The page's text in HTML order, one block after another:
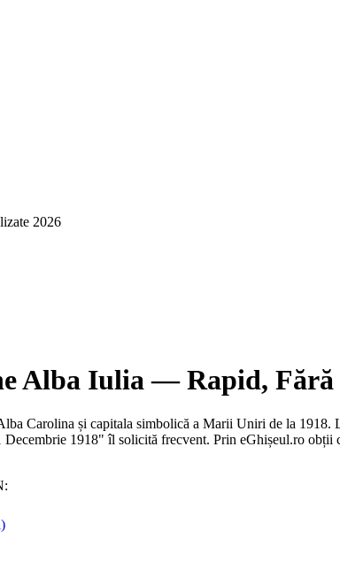
2026
Alba Iulia— Rapid, Fără
Carolina și capitala simbolică a Marii Uniri de la
1918" îl solicită frecvent. Prin eGhișeul.ro obții